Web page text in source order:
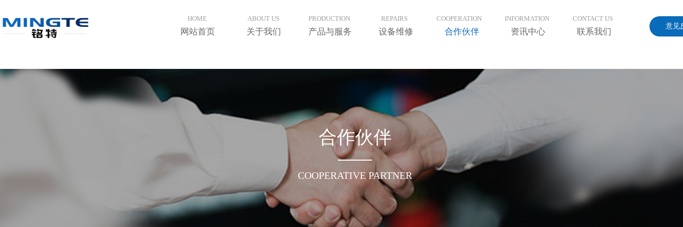
网站首页 关于我们 产品与服务 设备维修 合作伙伴 资讯中心 联系我们
意见
HOME ABOUT US PRODUCTION REPAIRS COOPERATION INFORMATION CONTACT US
合作伙伴
COOPERATIVE PARTNER